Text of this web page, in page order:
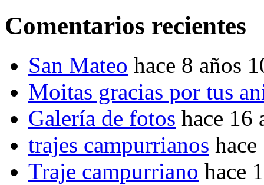
Comentarios recientes
San Mateo hace 8 años
Moitas gracias por tus
Galería de fotos hace 16
trajes campurrianos
Traje campurriano hace